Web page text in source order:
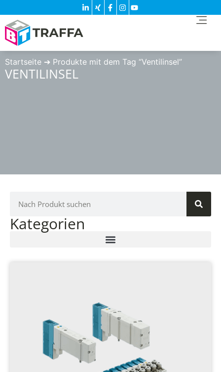
Startseite ➔ Produkte mit dem Tag “Ventilinsel”
VENTILINSEL
Kategorien